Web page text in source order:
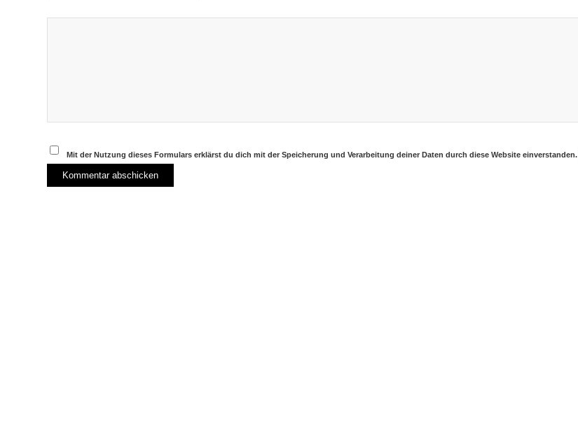
Mit der Nutzung dieses Formulars erklärst du dich mit der Speicherung und Verarbeitung deiner Daten durch diese Website einverstanden.